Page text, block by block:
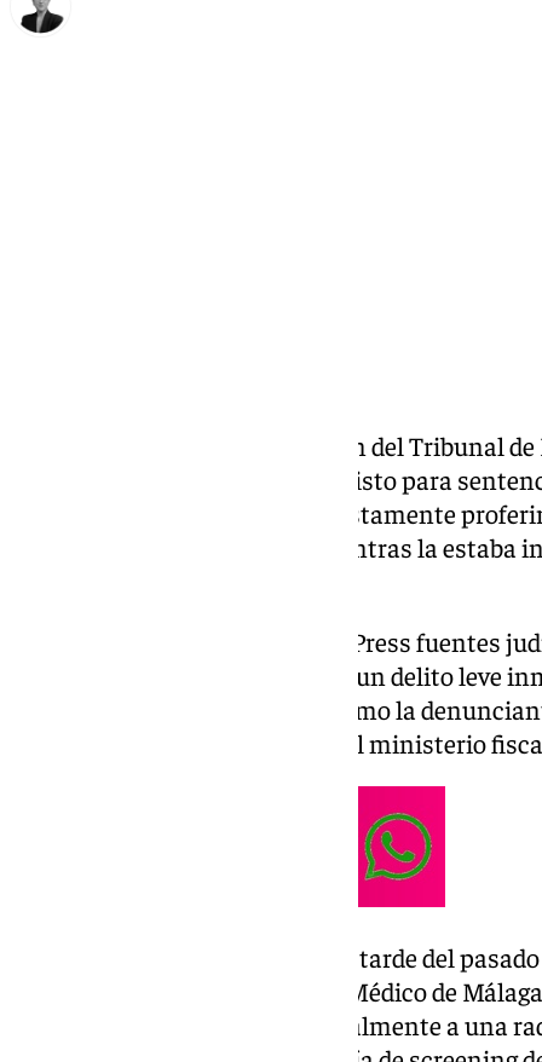
La Sección Civil y de Instrucción del Tribunal
Antequera (Málaga) ha dejado visto para
contra una paciente por supuestamente
hospital de dicha localidad mientras la estaba
Así lo han informado a Europa Press fuentes
que la vista se ha celebrado por un delito leve
acudido tanto la denunciada como la
abogados, pero sin presencia del ministerio
Los hechos tuvieron lugar en la tarde del
informaron desde el Sindicato Médico de
cuando la mujer amenazó verbalmente a una